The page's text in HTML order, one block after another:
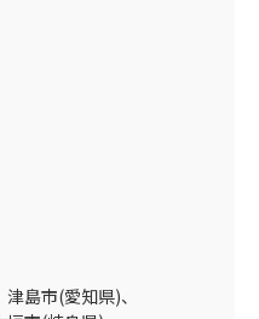
津島市(愛知県)、